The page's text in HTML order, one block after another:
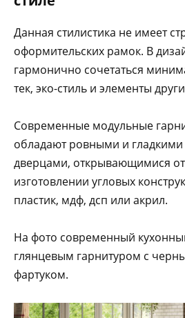
Данная стилистика не имеет
оформительских рамок. В
гармонично сочетаться
тек, эко-стиль и элементы
Современные модульные
обладают ровными и
дверцами, открывающимися
изготовлении угловых
пластик, мдф, дсп или акрил.
На фото современный
глянцевым гарнитуром с
фартуком.